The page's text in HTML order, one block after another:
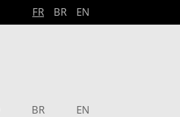
FR BR EN
BR EN